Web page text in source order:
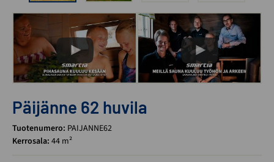
Päijänne 62 huvila
Tuotenumero: PAIJANNE62
Kerrosala: 44 m²